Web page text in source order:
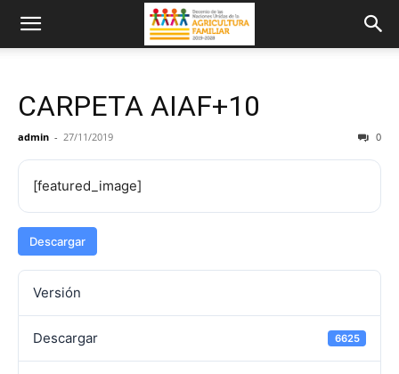
CARPETA AIAF+10
admin - 27/11/2019 0
[featured_image]
Descargar
Versión
Descargar 6625